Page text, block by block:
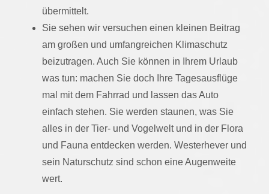
übermittelt.
Sie sehen wir versuchen einen kleinen Beitrag
am großen und umfangreichen Klimaschutz
beizutragen. Auch Sie können in Ihrem Urlaub
was tun: machen Sie doch Ihre Tagesausflüge
mal mit dem Fahrrad und lassen das Auto
einfach stehen. Sie werden staunen, was Sie
alles in der Tier- und Vogelwelt und in der Flora
und Fauna entdecken werden. Westerhever und
sein Naturschutz sind schon eine Augenweite
wert.